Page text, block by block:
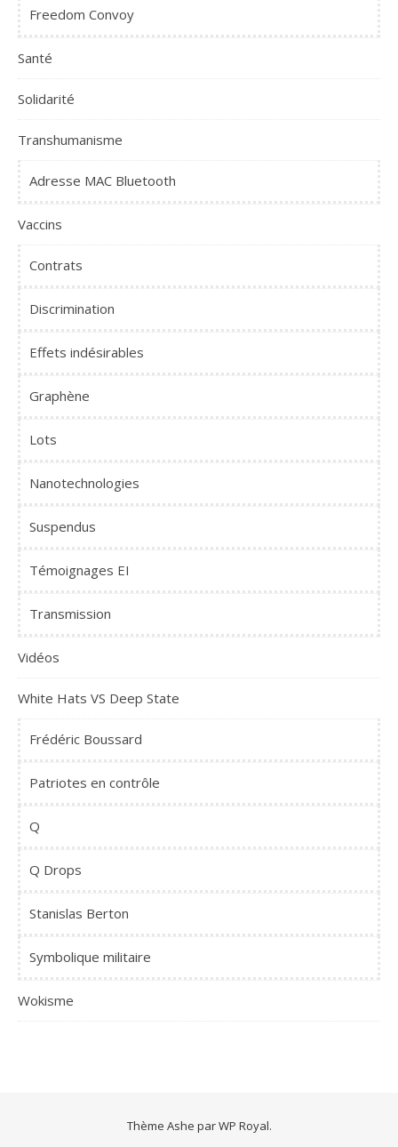
Freedom Convoy
Santé
Solidarité
Transhumanisme
Adresse MAC Bluetooth
Vaccins
Contrats
Discrimination
Effets indésirables
Graphène
Lots
Nanotechnologies
Suspendus
Témoignages EI
Transmission
Vidéos
White Hats VS Deep State
Frédéric Boussard
Patriotes en contrôle
Q
Q Drops
Stanislas Berton
Symbolique militaire
Wokisme
Thème Ashe parWP Royal.